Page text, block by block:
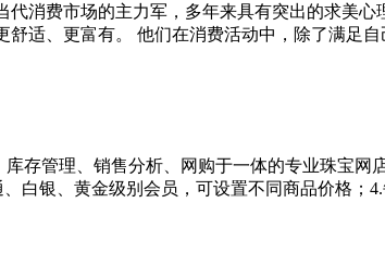
消费市场的主力军，多年来具有突出的求美心
适、更富有。 他们在消费活动中，除了满足自
存管理、销售分析、网购于一体的专业珠宝网
白银、黄金级别会员，可设置不同商品价格；4.